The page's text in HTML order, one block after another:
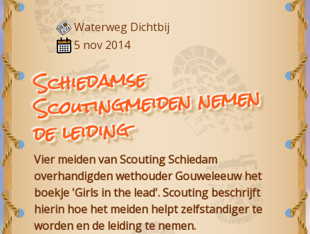
Waterweg Dichtbij
5 nov 2014
Schiedamse
Scoutingmeidennemen
de leiding
Vier meiden vanScouting Schiedam
overhandigden wethouder Gouweleeuw het
boekje 'Girls in the lead'. Scouting beschrijft
hierin hoe het meiden helpt zelfstandiger te
worden en de leiding te nemen.